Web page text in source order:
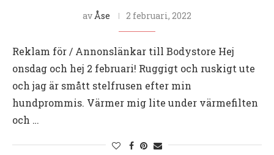
av Åse 2 februari, 2022
Reklam för / Annonslänkar till Bodystore Hej
onsdag och hej 2 februari! Ruggigt och ruskigt ute
och jag är smått stelfrusen efter min
hundprommis. Värmer mig lite under värmefilten
och …